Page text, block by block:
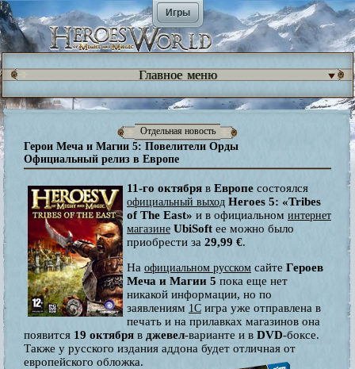
Игры
Главное меню
Отдельная новость
Герои Меча и Магии 5: Повелители Орды
Официальный релиз в Европе
11-го октября в Европе состоялся
официальный выход Heroes 5: «Tribes
of The East» и в официальном интернет
магазине UbiSoft ее можно было
приобрести за 29,99 €.
На официальном русском сайте Героев
Меча и Магии 5 пока еще нет
никакой информации, но по
заявлениям 1C игра уже отправлена в
печать и на прилавках магазинов она
появится 19 октября в джевел-варианте и в DVD-боксе.
Также у русского издания аддона будет отличная от
европейского обложка.